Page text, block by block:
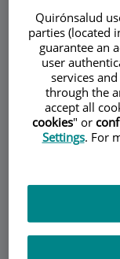
Quirónsalud
parties (located
guarantee an
user
services
through the
accept all
cookies" or
Settings. For